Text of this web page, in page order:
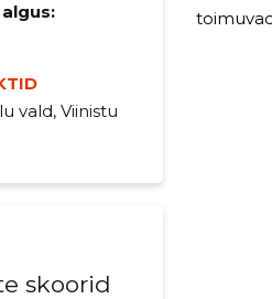
vald, Viinistu
skoorid